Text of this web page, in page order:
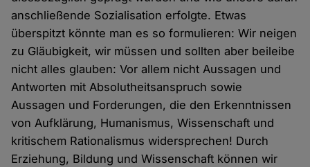
anschließende Sozialisation erfolgte. Etwas
überspitzt könnte man es so formulieren: Wir neigen
zu Gläubigkeit, wir müssen und sollten aber beileibe
nicht alles glauben: Vor allem nicht Aussagen und
Antworten mit Absolutheitsanspruch sowie
Aussagen und Forderungen, die den Erkenntnissen
von Aufklärung, Humanismus, Wissenschaft und
kritischem Rationalismus widersprechen! Durch
Erziehung, Bildung und Wissenschaft können wir